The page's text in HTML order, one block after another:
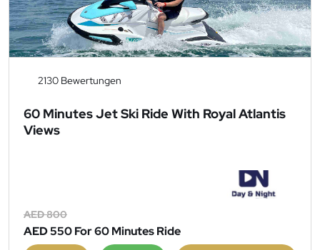
2130 Bewertungen
60 Minutes Jet Ski Ride With Royal Atlantis
Views
AED 800
AED 550For 60 Minutes Ride